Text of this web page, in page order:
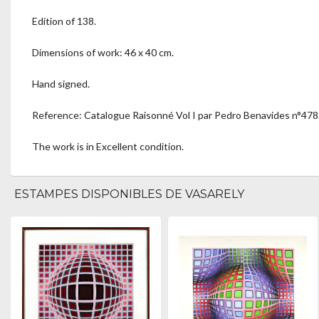
Edition of 138.
Dimensions of work: 46 x 40 cm.
Hand signed.
Reference: Catalogue Raisonné Vol I par Pedro Benavides
The work is in Excellent condition.
ESTAMPES DISPONIBLES DE VASARELY